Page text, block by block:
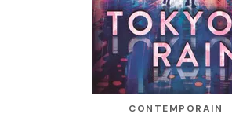
CONTEMPORAIN